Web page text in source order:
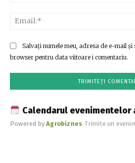
Salvați numele meu, adresa de e-mail și
browser pentru data viitoare i comentariu.
Calendarul evenimentelor
Powered byAgrobiznes•Trimite un